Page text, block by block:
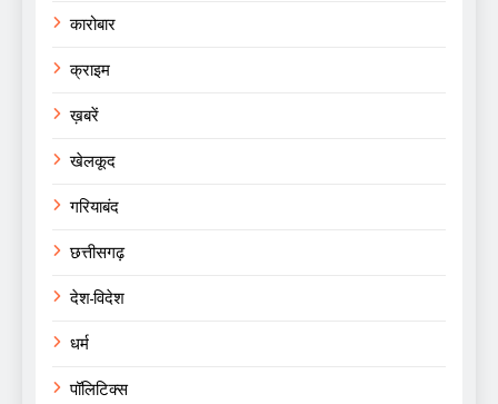
कारोबार
क्राइम
ख़बरें
खेलकूद
गरियाबंद
छत्तीसगढ़
देश-विदेश
धर्म
पॉलिटिक्स